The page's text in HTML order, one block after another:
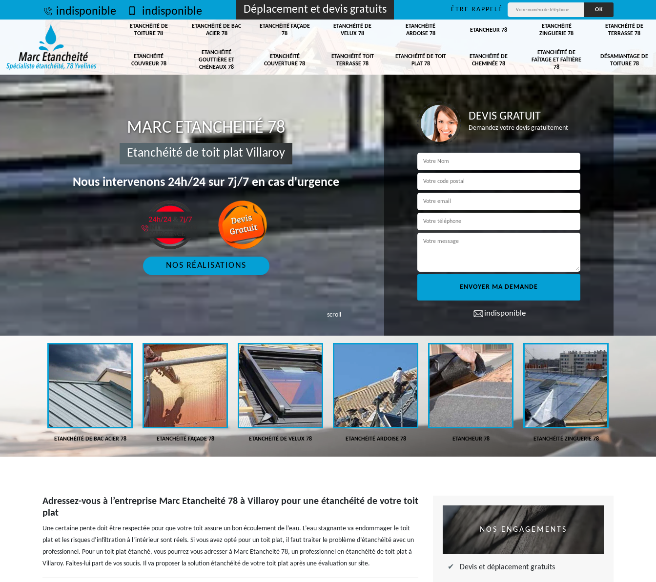
indisponible indisponible Déplacement et devis gratuits ÊTRE RAPPELÉ
ETANCHÉITÉ DE
TOITURE 78
ETANCHÉITÉ DE BAC
ACIER 78
ETANCHÉITÉ FAÇADE
78
ETANCHÉITÉ DE
VELUX 78
ETANCHÉITÉ
ARDOISE 78
ETANCHEUR 78
ETANCHÉITÉ
ZINGUERIE 78
ETANCHÉITÉ DE
TERRASSE 78
ETANCHÉITÉ
COUVREUR 78
ETANCHÉITÉ
GOUTTIÈRE ET
CHÉNEAUX 78
ETANCHÉITÉ
COUVERTURE 78
ETANCHÉITÉ TOIT
TERRASSE 78
ETANCHÉITÉ DE TOIT
PLAT 78
ETANCHÉITÉ DE
CHEMINÉE 78
ETANCHÉITÉ DE
FAÎTAGE ET FAÎTIÈRE
78
DÉSAMIANTAGE DE
TOITURE 78
scroll
MARC ETANCHEITÉ 78
Etanchéité de toit plat Villaroy
Nous intervenons 24h/24 sur 7j/7 en cas d'urgence
NOS RÉALISATIONS
DEVIS GRATUIT
Demandez votre devis gratuitement
indisponible
78 ETANCHÉITÉ DE BAC ACIER 78 ETANCHÉITÉ FAÇADE 78 ETANCHÉITÉ DE VELUX 78 ETANCHÉITÉ ARDOISE 78 ETANCHEUR 78 ETANCHÉITÉ ZINGUERIE 78
Adressez-vous à l’entreprise Marc Etancheité 78 à Villaroy pour une étanchéité de votre toit
plat
Une certaine pente doit être respectée pour que votre toit assure un bon écoulement de l’eau. L’eau stagnante va endommager le toit
plat et les risques d’infiltration à l’intérieur sont réels. Si vous avez opté pour un toit plat, il faut traiter le problème d’étanchéité avec un
professionnel. Pour un toit plat étanché, vous pourrez vous adresser à Marc Etancheité 78, un professionnel en étanchéité de toit plat à
Villaroy. Faites-lui part de vos soucis. Il va proposer la solution étanchéité de votre toit plat après une évaluation sur site.
NOS ENGAGEMENTS
Devis et déplacement gratuits